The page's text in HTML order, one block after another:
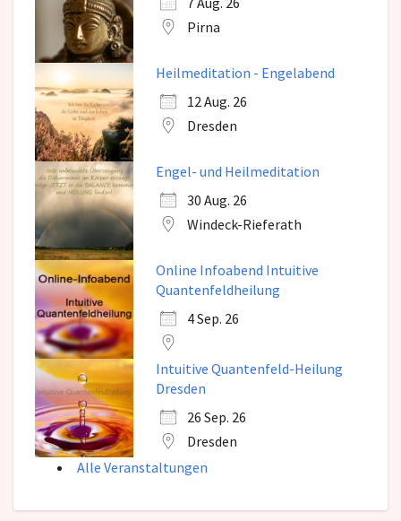
Pirna
Heilmeditation - Engelabend
12 Aug. 26
Dresden
Engel- und Heilmeditation
30 Aug. 26
Windeck-Rieferath
Online Infoabend Intuitive
Quantenfeldheilung
4 Sep. 26
Intuitive Quantenfeld-Heilung
Dresden
26 Sep. 26
Dresden
Alle Veranstaltungen